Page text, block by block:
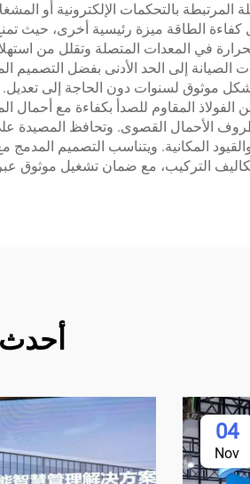
بالتحكمات الإلكترونية أو
الطاقة ميزة رئيسية أخرى، حيث
في المعدات المتصلة وتقلل من
إلى الحد الأدنى بفضل التصميم
موثوق لسنوات دون الحاجة إلى تعديل.
المقاوم للصدأ بكفاءة مع أحمال
وظروف الأحمال القصوى. وتحافظ
والقيود المكانية. ويتناسب التصميم
التركيب، مع ضمان تشغيل موثوق
أحدث
04
Nov